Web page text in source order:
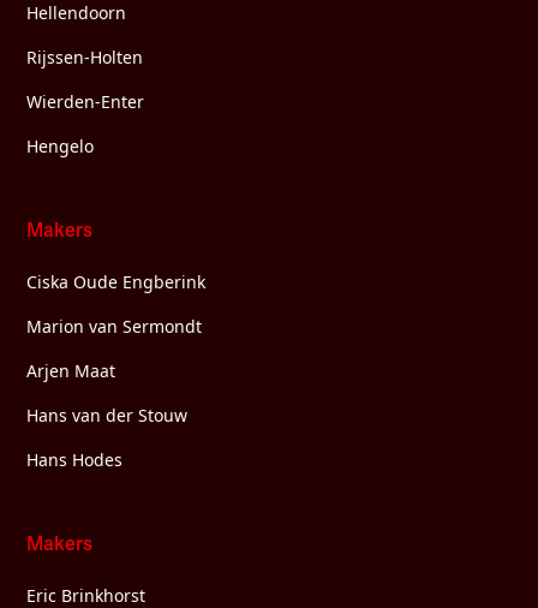
Hellendoorn
Rijssen-Holten
Wierden-Enter
Hengelo
Makers
Ciska Oude Engberink
Marion van Sermondt
Arjen Maat
Hans van der Stouw
Hans Hodes
Makers
Eric Brinkhorst